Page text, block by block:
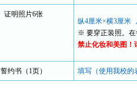
证明照片6张
纵4厘米×横3厘米
※ 要穿正装照。在
禁止化妆和美图！
誓约书（1页） 填写（使用我校的